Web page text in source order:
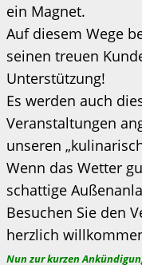
ein Magnet.
Auf diesem Wege
seinen treuen
Unterstützung!
Es werden auch
Veranstaltungen
unseren
Wenn das Wetter
schattige
Besuchen Sie den
herzlich
Nun zur kurzen